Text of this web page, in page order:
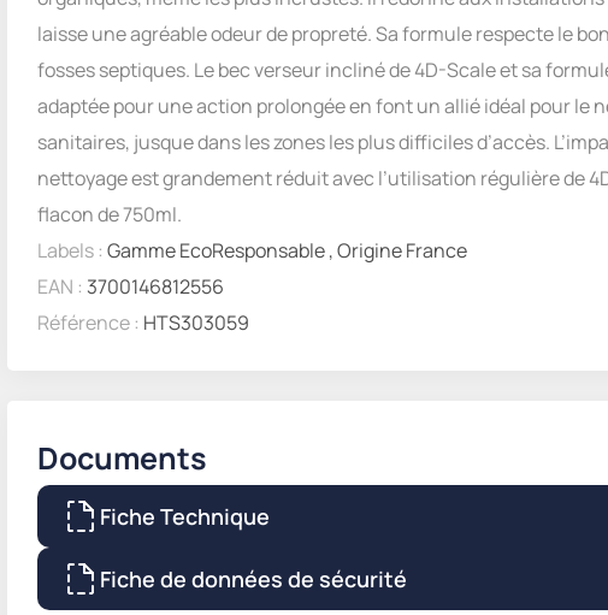
laisse une agréable odeur de propreté. Sa formule respecte le
fosses septiques. Le bec verseur incliné de 4D-Scale et sa
adaptée pour une action prolongée en font un allié idéal pour le
sanitaires, jusque dans les zones les plus difficiles d’accès.
nettoyage est grandement réduit avec l’utilisation régulière de
flacon de 750ml.
Labels : Gamme EcoResponsable,Origine France
EAN : 3700146812556
Référence : HTS303059
Documents
Fiche Technique
Fiche de données de sécurité